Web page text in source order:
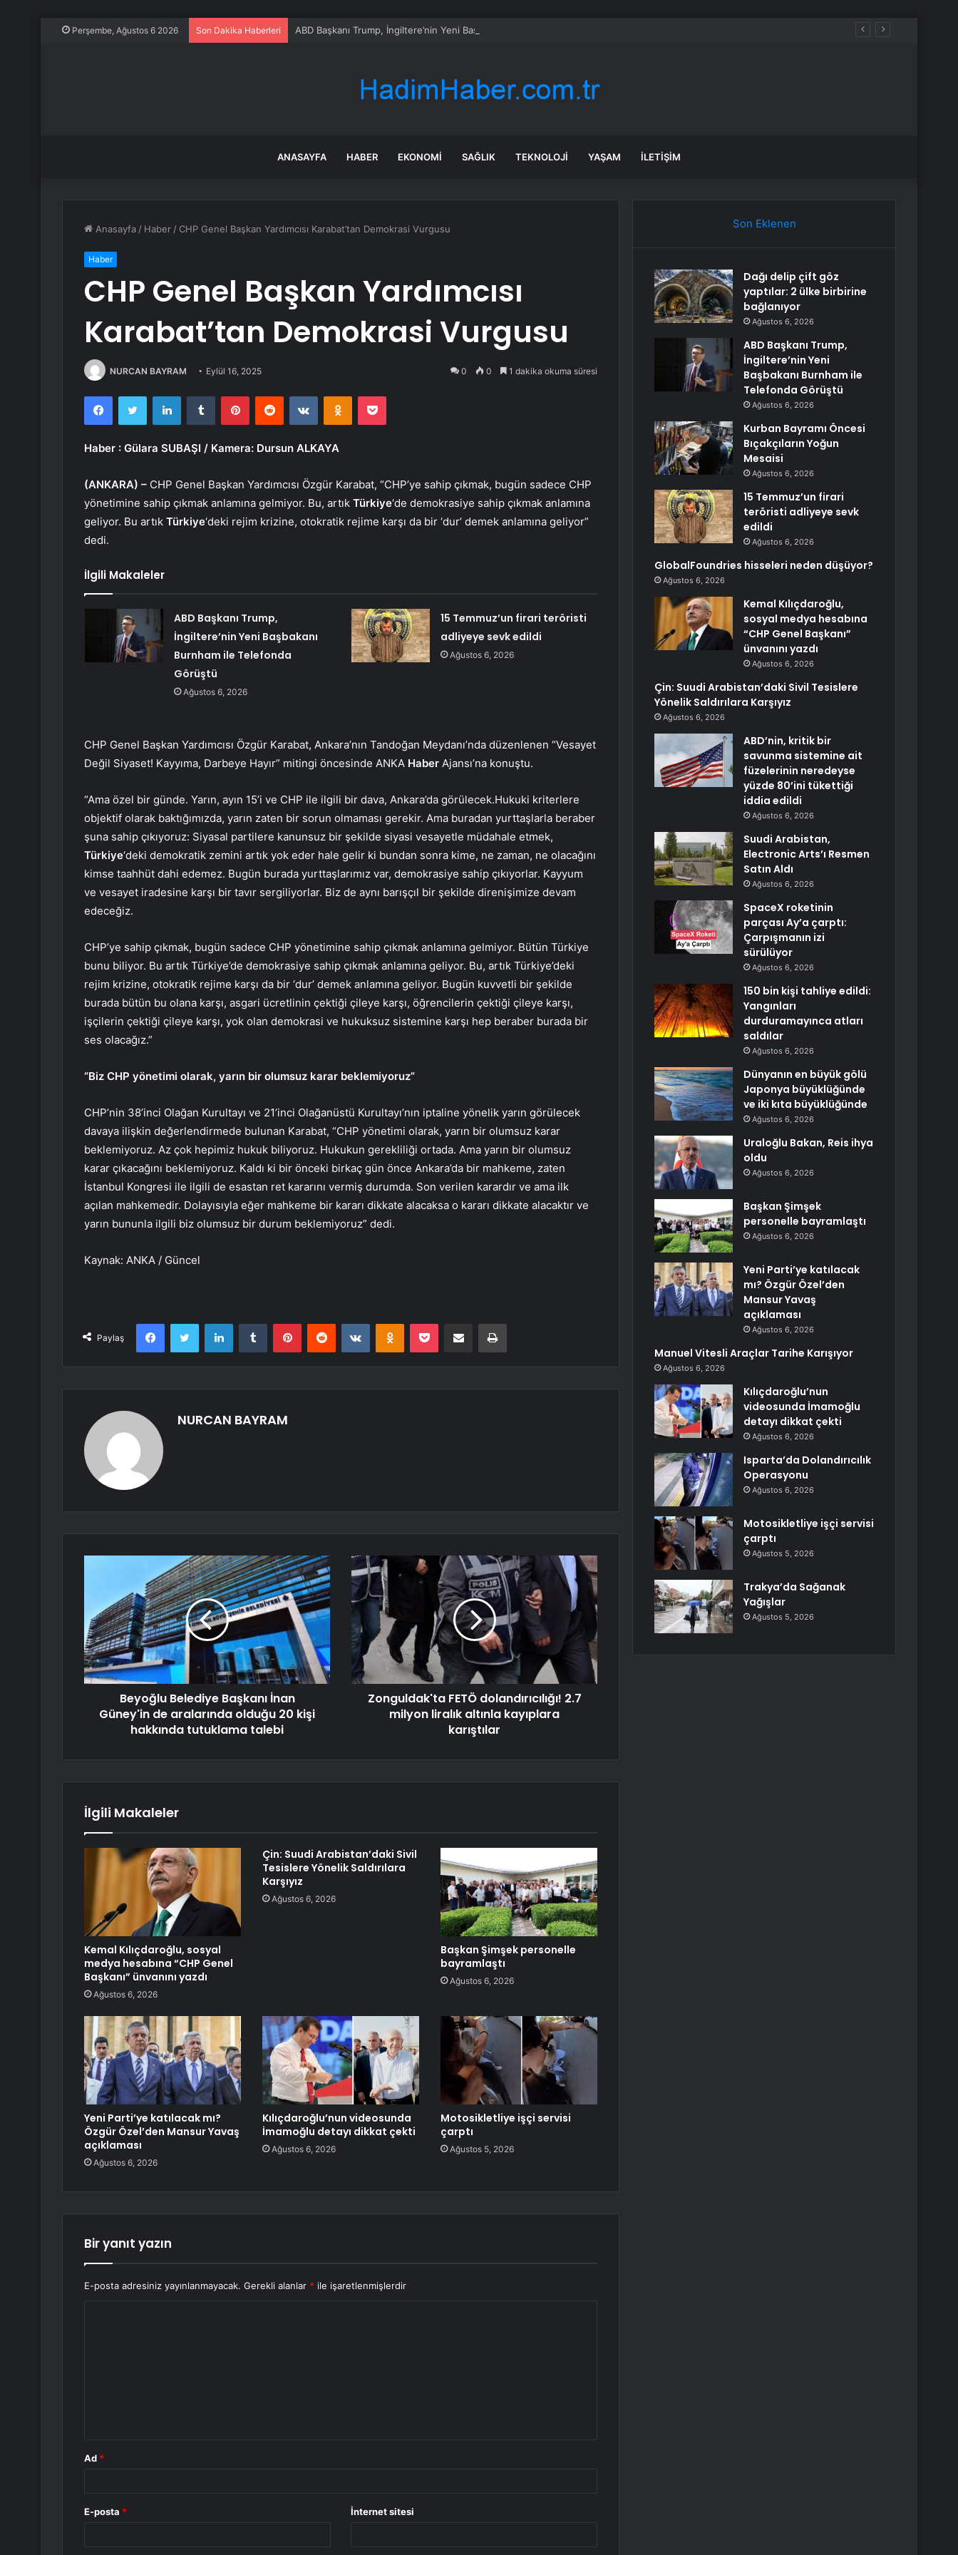
Perşembe, Ağustos 6 2026 Son Dakika Haberleri ABD Başkanı Trump, İngiltere’nin Yeni Başbakanı Burnham ile Telefonda Görüştü
ANASAYFA HABER EKONOMI SAĞLIK TEKNOLOJI YAŞAM İLETIŞIM
Anasayfa / Haber / CHP Genel Başkan Yardımcısı Karabat’tan Demokrasi Vurgusu
Haber
CHP Genel Başkan Yardımcısı
Karabat’tan Demokrasi Vurgusu
NURCAN BAYRAM Eylül 16, 2025 0 0 1 dakika okuma süresi
FacebookTwitter LinkedInTumblr PinterestReddit VKontakteOdnoklassniki
Pocket
Haber : Gülara SUBAŞI / Kamera: Dursun ALKAYA
(ANKARA) – CHP Genel Başkan Yardımcısı Özgür Karabat, “CHP’ye sahip çıkmak, bugün sadece CHP
yönetimine sahip çıkmak anlamına gelmiyor. Bu, artık Türkiye‘de demokrasiye sahip çıkmak anlamına
geliyor. Bu artık Türkiye‘deki rejim krizine, otokratik rejime karşı da bir ‘dur’ demek anlamına geliyor”
dedi.
İlgili Makaleler
ABD Başkanı Trump,
İngiltere’nin Yeni Başbakanı
Burnham ile Telefonda
Görüştü
Ağustos 6, 2026
15 Temmuz’un firari teröristi
adliyeye sevk edildi
Ağustos 6, 2026
CHP Genel Başkan Yardımcısı Özgür Karabat, Ankara’nın Tandoğan Meydanı’nda düzenlenen “Vesayet
Değil Siyaset! Kayyıma, Darbeye Hayır” mitingi öncesinde ANKA Haber Ajansı’na konuştu.
“Ama özel bir günde. Yarın, ayın 15’i ve CHP ile ilgili bir dava, Ankara’da görülecek.Hukuki kriterlere
objektif olarak baktığımızda, yarın zaten bir sorun olmaması gerekir. Ama buradan yurttaşlarla beraber
şuna sahip çıkıyoruz: Siyasal partilere kanunsuz bir şekilde siyasi vesayetle müdahale etmek,
Türkiye‘deki demokratik zemini artık yok eder hale gelir ki bundan sonra kime, ne zaman, ne olacağını
kimse taahhüt dahi edemez. Bugün burada yurttaşlarımız var, demokrasiye sahip çıkıyorlar. Kayyum
ve vesayet iradesine karşı bir tavır sergiliyorlar. Biz de aynı barışçıl bir şekilde direnişimize devam
edeceğiz.
CHP’ye sahip çıkmak, bugün sadece CHP yönetimine sahip çıkmak anlamına gelmiyor. Bütün Türkiye
bunu biliyor. Bu artık Türkiye’de demokrasiye sahip çıkmak anlamına geliyor. Bu, artık Türkiye’deki
rejim krizine, otokratik rejime karşı da bir ‘dur’ demek anlamına geliyor. Bugün kuvvetli bir şekilde
burada bütün bu olana karşı, asgari ücretlinin çektiği çileye karşı, öğrencilerin çektiği çileye karşı,
işçilerin çektiği çileye karşı, yok olan demokrasi ve hukuksuz sistemine karşı hep beraber burada bir
ses olacağız.”
“Biz CHP yönetimi olarak, yarın bir olumsuz karar beklemiyoruz”
CHP’nin 38’inci Olağan Kurultayı ve 21’inci Olağanüstü Kurultayı’nın iptaline yönelik yarın görülecek
davaya ilişkin değerlendirmede bulunan Karabat, “CHP yönetimi olarak, yarın bir olumsuz karar
beklemiyoruz. Az çok hepimiz hukuk biliyoruz. Hukukun gerekliliği ortada. Ama yarın bir olumsuz
karar çıkacağını beklemiyoruz. Kaldı ki bir önceki birkaç gün önce Ankara’da bir mahkeme, zaten
İstanbul Kongresi ile ilgili de esastan ret kararını vermiş durumda. Son verilen karardır ve ama ilk
açılan mahkemedir. Dolayısıyla eğer mahkeme bir kararı dikkate alacaksa o kararı dikkate alacaktır ve
yarın bununla ilgili biz olumsuz bir durum beklemiyoruz” dedi.
Kaynak: ANKA / Güncel
Paylaş
FacebookTwitter LinkedInTumblr PinterestReddit VKontakteOdnoklassniki
Pocket E-Posta ile paylaş Yazdır
NURCAN BAYRAM
Beyoğlu Belediye Başkanı İnan
Güney'in de aralarında olduğu 20 kişi
hakkında tutuklama talebi
Zonguldak'ta FETÖ dolandırıcılığı! 2.7
milyon liralık altınla kayıplara
karıştılar
İlgili Makaleler
Kemal Kılıçdaroğlu, sosyal
medya hesabına “CHP Genel
Başkanı” ünvanını yazdı
Ağustos 6, 2026
Çin: Suudi Arabistan’daki Sivil
Tesislere Yönelik Saldırılara
Karşıyız
Ağustos 6, 2026
Başkan Şimşek personelle
bayramlaştı
Ağustos 6, 2026
Yeni Parti’ye katılacak mı?
Özgür Özel’den Mansur Yavaş
açıklaması
Ağustos 6, 2026
Kılıçdaroğlu’nun videosunda
İmamoğlu detayı dikkat çekti
Ağustos 6, 2026
Motosikletliye işçi servisi
çarptı
Ağustos 5, 2026
Bir yanıt yazın
E-posta adresiniz yayınlanmayacak. Gerekli alanlar * ile işaretlenmişlerdir
Ad *
E-posta * İnternet sitesi
Son Eklenen
Dağı delip çift göz
yaptılar: 2 ülke birbirine
bağlanıyor
Ağustos 6, 2026
ABD Başkanı Trump,
İngiltere’nin Yeni
Başbakanı Burnham ile
Telefonda Görüştü
Ağustos 6, 2026
Kurban Bayramı Öncesi
Bıçakçıların Yoğun
Mesaisi
Ağustos 6, 2026
15 Temmuz’un firari
teröristi adliyeye sevk
edildi
Ağustos 6, 2026
GlobalFoundries hisseleri neden düşüyor?
Ağustos 6, 2026
Kemal Kılıçdaroğlu,
sosyal medya hesabına
“CHP Genel Başkanı”
ünvanını yazdı
Ağustos 6, 2026
Çin: Suudi Arabistan’daki Sivil Tesislere
Yönelik Saldırılara Karşıyız
Ağustos 6, 2026
ABD’nin, kritik bir
savunma sistemine ait
füzelerinin neredeyse
yüzde 80’ini tükettiği
iddia edildi
Ağustos 6, 2026
Suudi Arabistan,
Electronic Arts’ı Resmen
Satın Aldı
Ağustos 6, 2026
SpaceX roketinin
parçası Ay’a çarptı:
Çarpışmanın izi
sürülüyor
Ağustos 6, 2026
150 bin kişi tahliye edildi:
Yangınları
durduramayınca atları
saldılar
Ağustos 6, 2026
Dünyanın en büyük gölü
Japonya büyüklüğünde
ve iki kıta büyüklüğünde
Ağustos 6, 2026
Uraloğlu Bakan, Reis ihya
oldu
Ağustos 6, 2026
Başkan Şimşek
personelle bayramlaştı
Ağustos 6, 2026
Yeni Parti’ye katılacak
mı? Özgür Özel’den
Mansur Yavaş
açıklaması
Ağustos 6, 2026
Manuel Vitesli Araçlar Tarihe Karışıyor
Ağustos 6, 2026
Kılıçdaroğlu’nun
videosunda İmamoğlu
detayı dikkat çekti
Ağustos 6, 2026
Isparta’da Dolandırıcılık
Operasyonu
Ağustos 6, 2026
Motosikletliye işçi servisi
çarptı
Ağustos 5, 2026
Trakya’da Sağanak
Yağışlar
Ağustos 5, 2026